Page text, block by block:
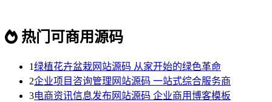
热门可商用源码
1绿植花卉盆栽网站源码 从家开始的绿色革命
2企业项目咨询管理网站源码 一站式综合服务商
3电商资讯信息发布网站源码 企业商用博客模板